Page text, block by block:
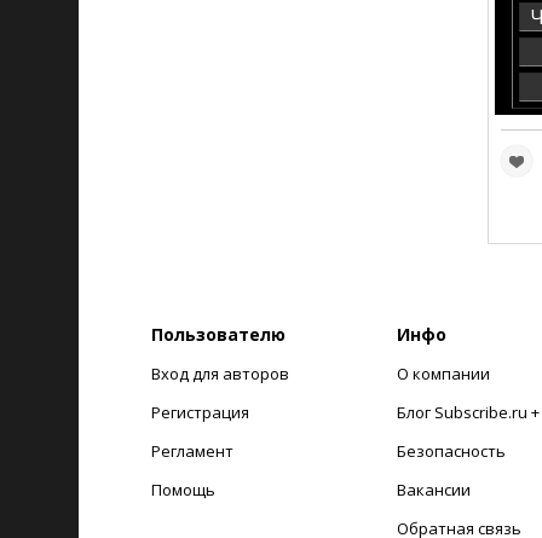
Пользователю
Вход для авторов
Регистрация
Регламент
Помощь
Инфо
О компании
Блог Subscribe.ru +
Безопасность
Вакансии
Обратная связь